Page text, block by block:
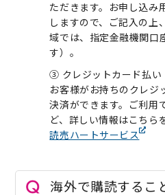
ただきます。お申し込み
しますので、ご記入の上
域では、指定金融機関口
す）。
③ クレジットカード払い
お客様がお持ちのクレジ
決済ができます。ご利用
ど、詳しい情報はこちら
読売ハートサービス
海外で購読するこ